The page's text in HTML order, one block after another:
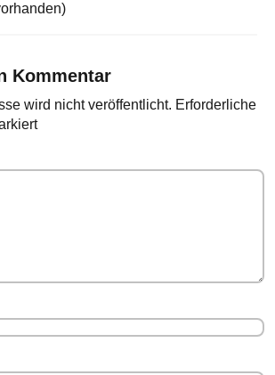
Kommentar
wird nicht veröffentlicht. Erforderliche